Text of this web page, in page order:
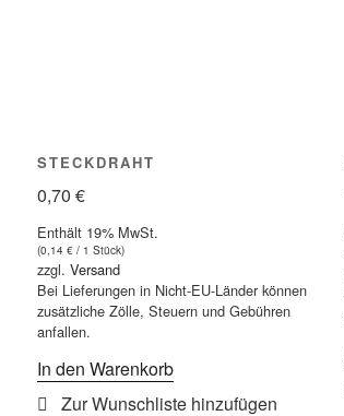
STECKDRAHT
0,70€
Enthält 19% MwSt.
(0,14€ / 1 Stück)
zzgl.Versand
Bei Lieferungen in Nicht-EU-Länder können
zusätzliche Zölle, Steuern und Gebühren
anfallen.
In den Warenkorb